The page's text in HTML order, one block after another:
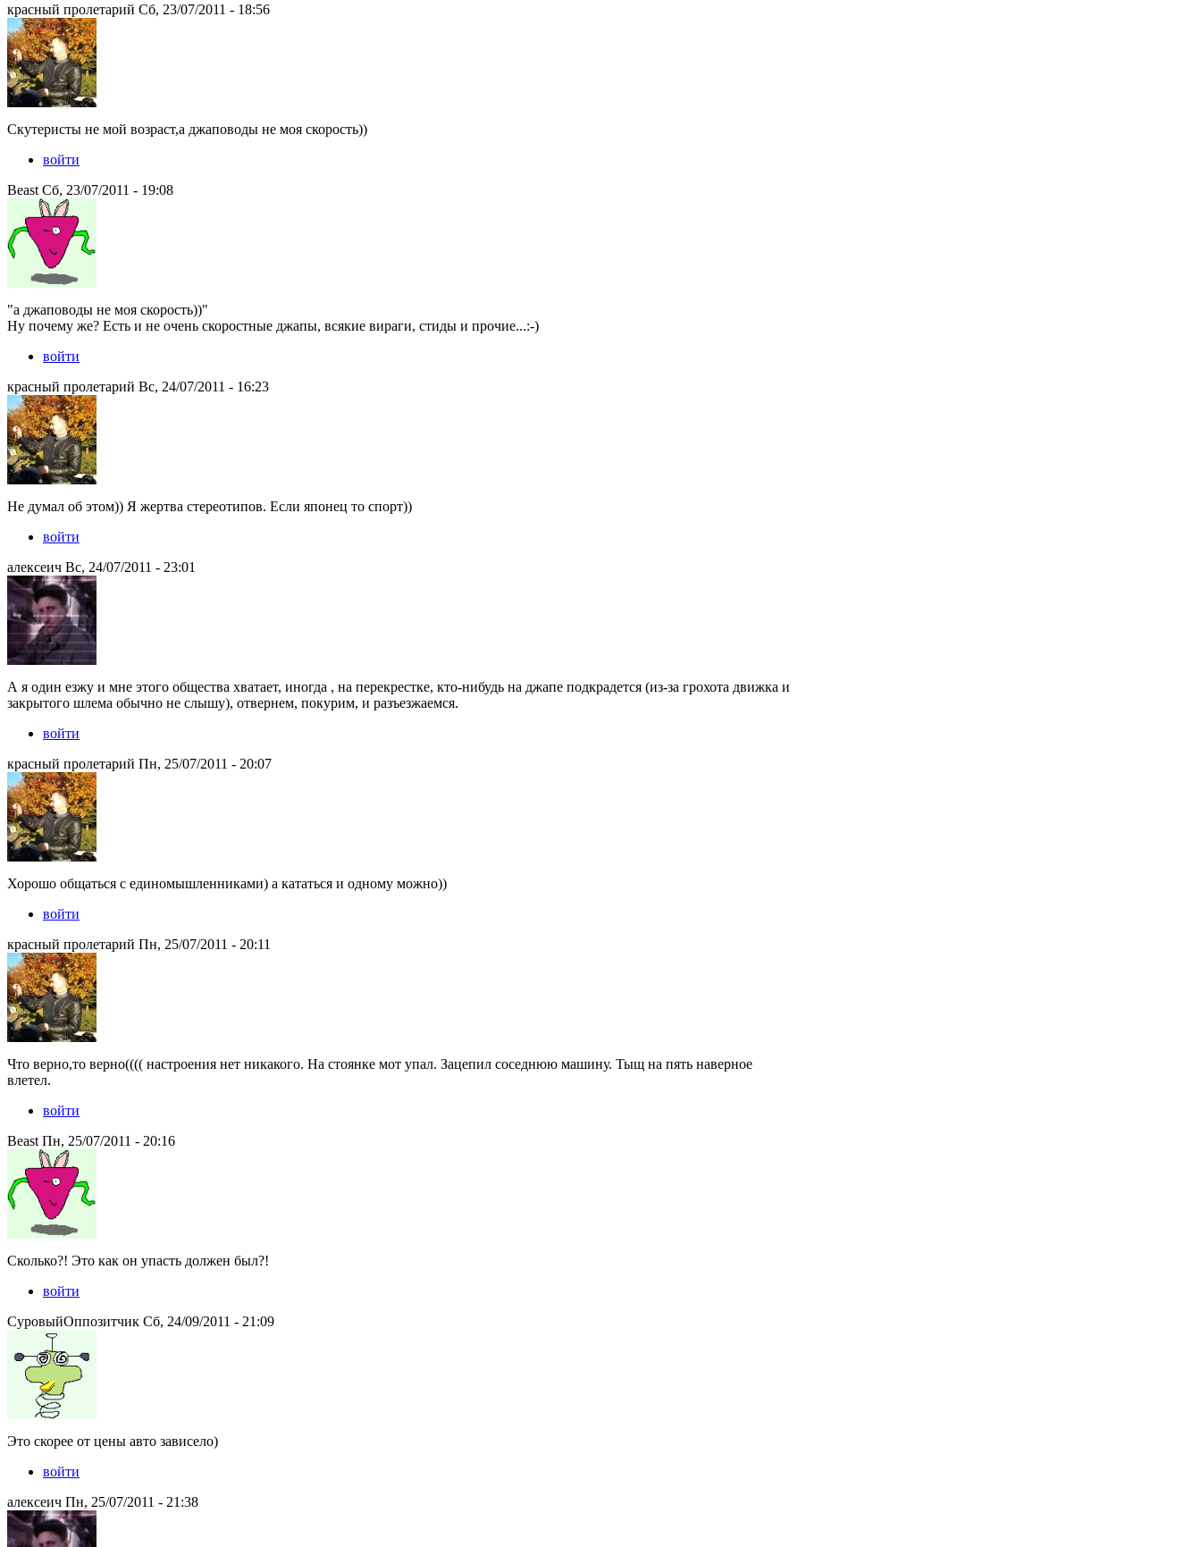
красный пролетарий Сб, 23/07/2011 - 18:56
Скутеристы не мой возраст,а джаповоды не моя скорость))
войти
Beast Сб, 23/07/2011 - 19:08
"а джаповоды не моя скорость))"
Ну почему же? Есть и не очень скоростные джапы, всякие вираги, стиды и прочие...:-)
войти
красный пролетарий Вс, 24/07/2011 - 16:23
Не думал об этом)) Я жертва стереотипов. Если японец то спорт))
войти
алексеич Вс, 24/07/2011 - 23:01
А я один езжу и мне этого общества хватает, иногда , на перекрестке, кто-нибудь на джапе подкрадется (из-за грохота движка и
закрытого шлема обычно не слышу), отвернем, покурим, и разъезжаемся.
войти
красный пролетарий Пн, 25/07/2011 - 20:07
Хорошо общаться с единомышленниками) а кататься и одному можно))
войти
красный пролетарий Пн, 25/07/2011 - 20:11
Что верно,то верно(((( настроения нет никакого. На стоянке мот упал. Зацепил соседнюю машину. Тыщ на пять наверное
влетел.
войти
Beast Пн, 25/07/2011 - 20:16
Сколько?! Это как он упасть должен был?!
войти
СуровыйОппозитчик Сб, 24/09/2011 - 21:09
Это скорее от цены авто зависело)
войти
алексеич Пн, 25/07/2011 - 21:38